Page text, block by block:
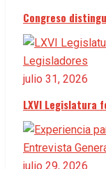
Congreso
Legisladores
julio 31, 2026
LXVI Legislatura
Entrevista
julio 29, 2026